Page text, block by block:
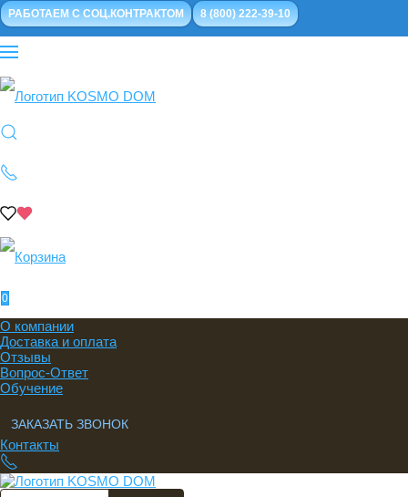
РАБОТАЕМ С СОЦ.КОНТРАКТОМ 8 (800) 222-39-10
0
О компании
Доставка и оплата
Отзывы
Вопрос-Ответ
Обучение
ЗАКАЗАТЬ ЗВОНОК
Контакты